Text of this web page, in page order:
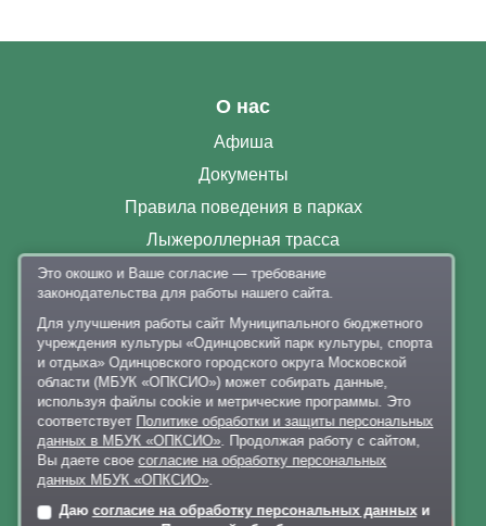
О нас
Афиша
Документы
Правила поведения в парках
Лыжероллерная трасса
Раздевалки
Контакты
+7 926 341-20-63 ,
+7 926 341-20-82
delo@lazytina-park.ru
Политика обработки персональных данных
Онлайн-
Это окошко и Ваше согласие — требование
законодательства для работы нашего сайта.
Для улучшения работы сайт Муниципального бюджетного
учреждения культуры «Одинцовский парк культуры, спорта
и отдыха» Одинцовского городского округа Московской
области (МБУК «ОПКСИО») может собирать данные,
используя файлы cookie и метрические программы. Это
соответствует Политике обработки и защиты персональных
данных в МБУК «ОПКСИО». Продолжая работу с сайтом,
Вы даете своесогласие на обработку персональных
данных МБУК «ОПКСИО».
Даю согласие на обработку персональных данныхи